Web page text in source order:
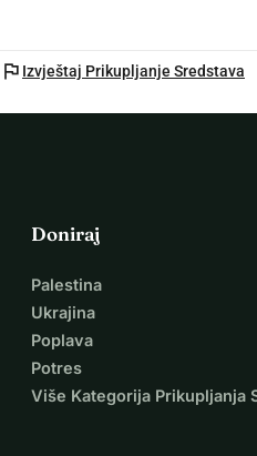
flag Izvještaj Prikupljanje Sredstava
Doniraj
Palestina
Ukrajina
Poplava
Potres
Više Kategorija Prikupljanja